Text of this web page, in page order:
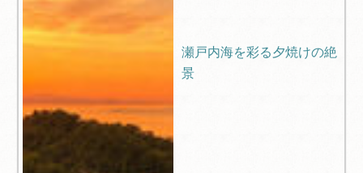
瀬戸内海を彩る夕焼けの絶
景